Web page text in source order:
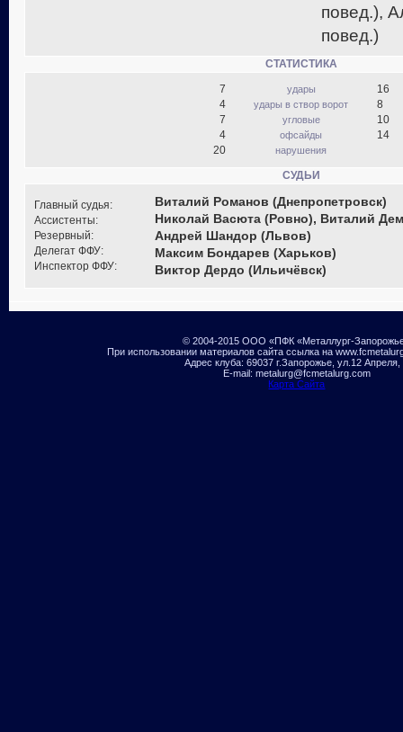
повед.),
повед.)
СТАТИСТИКА
7
4
7
4
20
удары
удары в створ ворот
угловые
офсайды
нарушения
16
8
10
14
СУДЬИ
Главный судья:
Ассистенты:
Резервный:
Делегат ФФУ:
Инспектор ФФУ:
Виталий Романов (Днепропетровск)
Николай Васюта (Ровно), Виталий
Андрей Шандор (Львов)
Максим Бондарев (Харьков)
Виктор Дердо (Ильичёвск)
© 2004-2015 ООО «ПФК «Металлург-
При использовании материалов сайта ссылка на
Адрес клуба: 69037 г.Запорожье, ул.12 Апреля,
E-mail: metalurg@fcmetalurg.com
Карта Сайта